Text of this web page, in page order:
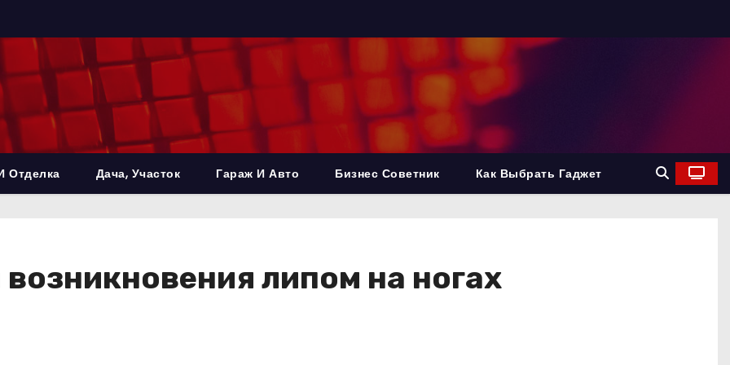
Отделка Дача, Участок Гараж И Авто Бизнес Советник Как Выбрать Гаджет
липом на ногах